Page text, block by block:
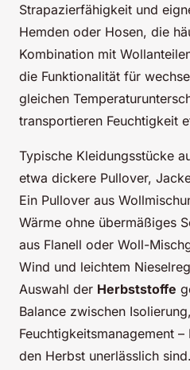
Strapazierfähigkeit und
Hemden oder Hosen, die
Kombination mit
die Funktionalität für
gleichen
transportieren Feuchtigkeit
Typische Kleidungsstücke
etwa dickere Pullover,
Ein Pullover aus
Wärme ohne übermäßiges
aus Flanell oder Woll-
Wind und leichtem
Auswahl der Herbststoffe
Balance zwischen
Feuchtigkeitsmanagement
den Herbst unerlässlich sind.